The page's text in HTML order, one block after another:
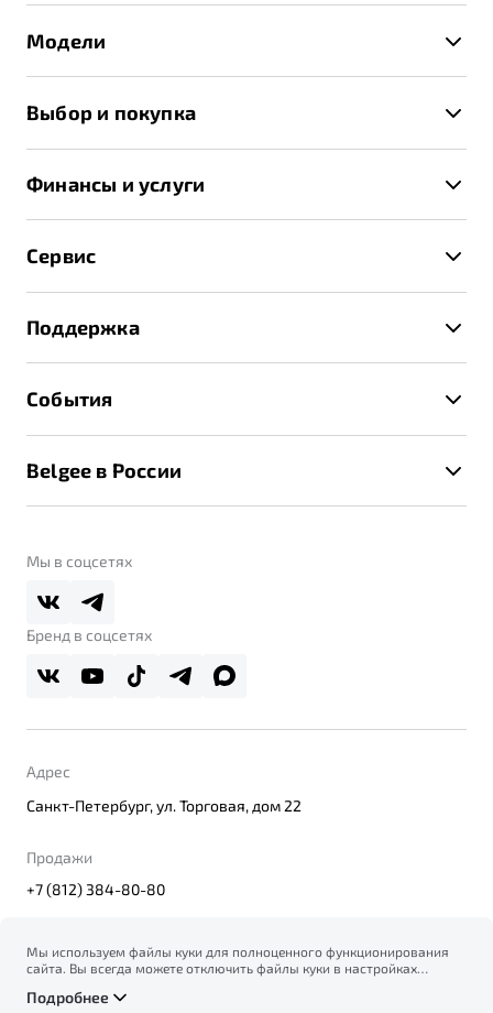
Модели
X70
Выбор и покупка
Записаться на тест-драйв
Получить предложение
Финансы и услуги
Страхование
Расчет КАСКО
Сервис
Техническое обслуживание
Калькулятор ТО
Поддержка
Помощь на дорогах
Belgee Линк
Belgee Плюс
Реферальная программа
События
Belgee в России
О дилерском центре
Правовая информация
Мы в соцсетях
Бренд в соцсетях
Адрес
Санкт-Петербург, ул. Торговая, дом 22
Продажи
+7 (812) 384-80-80
© 2026
Политика конфиденциальности персональных данных
Мы используем файлы куки для полноценного функционирования
сайта. Вы всегда можете отключить файлы куки в настройках
на сбор и использование файлов куки, и подтверждаете
Подробнее